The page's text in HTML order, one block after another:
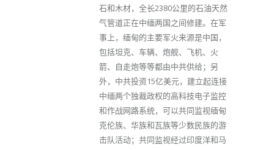
石和木材，全长2380公里的石油天然
气管道正在中缅两国之间修建。在军
事上，缅甸的主要军火来源是中国，
包括坦克、车辆、炮舰、飞机、火
箭、自走炮等等都由中共供给；另
外，中共投资15亿美元，建立起连接
中缅两个独裁政权的高科技电子监控
和作战网路系统，可以共同监视缅甸
克伦族、华族和瓦族等少数民族的游
击队活动；共同监视经过印度洋和马